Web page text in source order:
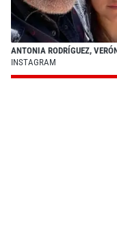
ANTONIA RODRÍGUEZ,
INSTAGRAM